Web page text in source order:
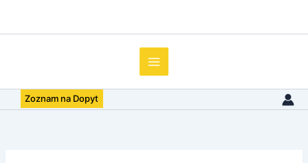
Zoznam na Dopyt
GN
Line,
GN